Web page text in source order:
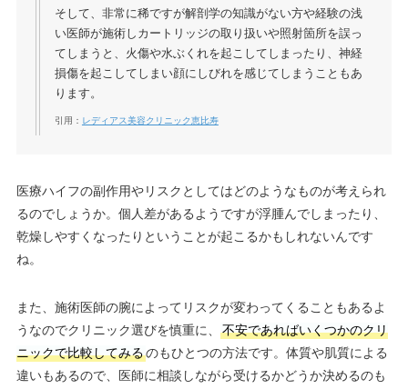
そして、非常に稀ですが解剖学の知識がない方や経験の浅
い医師が施術しカートリッジの取り扱いや照射箇所を誤っ
てしまうと、火傷や水ぶくれを起こしてしまったり、神経
損傷を起こしてしまい顔にしびれを感じてしまうこともあ
ります。
引用： レディアス美容クリニック恵比寿
医療ハイフの副作用やリスクとしてはどのようなものが考えられ
るのでしょうか。個人差があるようですが浮腫んでしまったり、
乾燥しやすくなったりということが起こるかもしれないんです
ね。
また、施術医師の腕によってリスクが変わってくることもあるよ
うなのでクリニック選びを慎重に、
不安であればいくつかのクリ
ニックで比較してみるのもひとつの方法です。体質や肌質による
違いもあるので、医師に相談しながら受けるかどうか決めるのも